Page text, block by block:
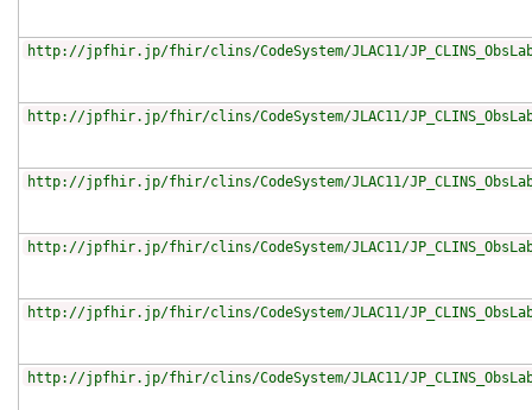
http://jpfhir.jp/fhir/clins/CodeSystem/JLAC11/
http://jpfhir.jp/fhir/clins/CodeSystem/JLAC11/
http://jpfhir.jp/fhir/clins/CodeSystem/JLAC11/
http://jpfhir.jp/fhir/clins/CodeSystem/JLAC11/
http://jpfhir.jp/fhir/clins/CodeSystem/JLAC11/
http://jpfhir.jp/fhir/clins/CodeSystem/JLAC11/